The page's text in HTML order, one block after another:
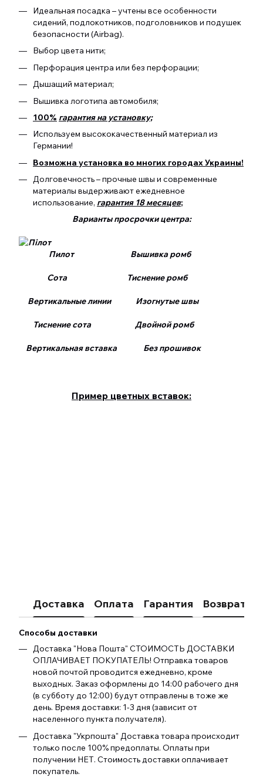
Идеальная посадка – учтены все особенности
сидений, подлокотников, подголовников и подушек
безопасности (Airbag).
Выбор цвета нити;
Перфорация центра или без перфорации;
Дышащий материал;
Вышивка логотипа автомобиля;
100% гарантия на установку;
Используем высококачественный материал из
Германии!
Возможна установка во многих городах Украины!
Долговечность – прочные швы и современные
материалы выдерживают ежедневное
использование, гарантия 18 месяцев;
Варианты просрочки центра:
Пилот Вышивка ромб
Сота Тиснение ромб
Вертикальные линии Изогнутые швы
Тиснение сота Двойной ромб
Вертикальная вставка Без прошивок
Пример цветных вставок:
Доставка Оплата Гарантия Возврат
Способы доставки
Доставка "Нова Пошта" СТОИМОСТЬ ДОСТАВКИ
ОПЛАЧИВАЕТ ПОКУПАТЕЛЬ! Отправка товаров
новой почтой проводится ежедневно, кроме
выходных. Заказ оформлены до 14:00 рабочего дня
(в субботу до 12:00) будут отправлены в тоже же
день. Время доставки: 1-3 дня (зависит от
населенного пункта получателя).
Доставка "Укрпошта" Доставка товара происходит
только после 100% предоплаты. Оплаты при
получении НЕТ. Стоимость доставки оплачивает
покупатель.